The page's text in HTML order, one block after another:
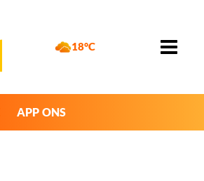
18°C
APP ONS